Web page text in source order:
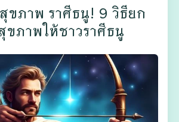
ขภาพ ราศีธนู! 9 วิธียก
ขภาพให้ชาวราศีธนู